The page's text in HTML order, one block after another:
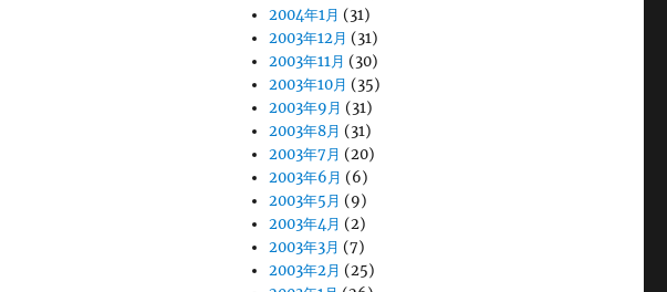
2004年1月 (31)
2003年12月 (31)
2003年11月 (30)
2003年10月 (35)
2003年9月 (31)
2003年8月 (31)
2003年7月 (20)
2003年6月 (6)
2003年5月 (9)
2003年4月 (2)
2003年3月 (7)
2003年2月 (25)